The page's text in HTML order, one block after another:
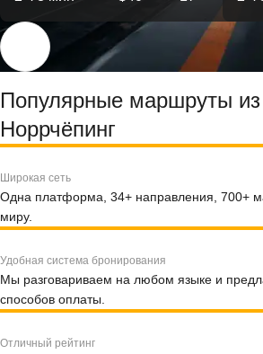
Популярные маршруты из
Норрчёпинг
Широкая сеть
Одна платформа, 34+ направления, 700+
миру.
Удобная система бронирования
Мы разговариваем на любом языке и
способов оплаты.
Отличный рейтинг